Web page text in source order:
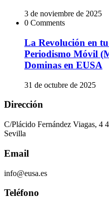
3 de noviembre de 2025
0 Comments
La Revolución en
Periodismo Móvil
Dominas en EUSA
31 de octubre de 2025
Dirección
C/Plácido Fernández Viagas, 4
Sevilla
Email
info@eusa.es
Teléfono